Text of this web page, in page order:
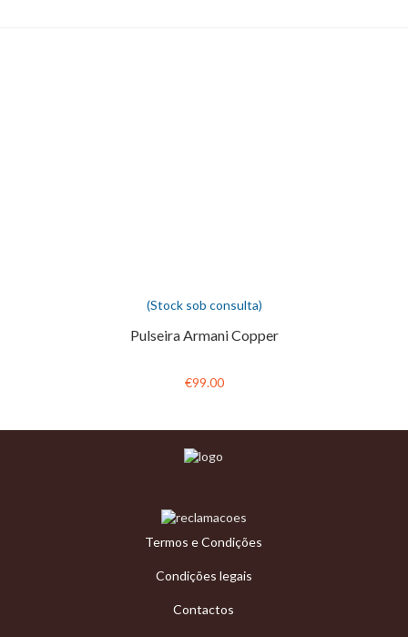
(Stock sob consulta)
Pulseira Armani Copper
€99.00
Termos e Condições
Condições legais
Contactos